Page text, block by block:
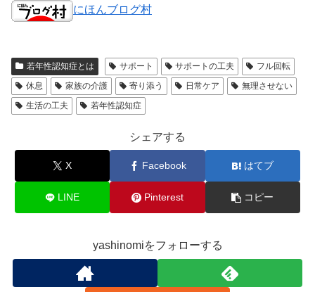
にほんブログ村
若年性認知症とは サポート サポートの工夫
フル回転
休息
家族の介護 寄り添う 日常ケア
無理させない
生活の工夫
若年性認知症
シェアする
X Facebook はてブ
LINE Pinterest コピー
yashinomiをフォローする